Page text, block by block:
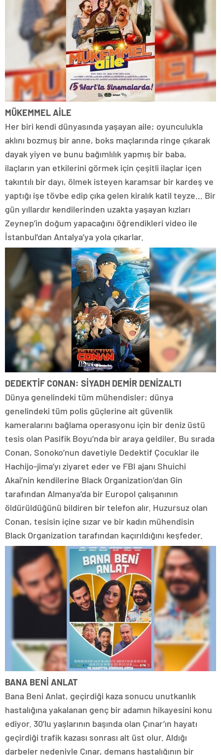
MÜKEMMEL AİLE
Her biri kendi dünyasında yaşayan aile; oyunculukla
aklını bozmuş bir anne, boks maçlarında ringe çıkarak
dayak yiyen ve bunu bağımlılık yapmış bir baba,
ilaçların yan etkilerini görmek için çeşitli ilaçlar içen
takıntılı bir dayı, ölmek isteyen karamsar bir kardeş ve
yaptığı işe tövbe edip çıka gelen kiralık katil teyze… Bir
gün yıllardır kendilerinden uzakta yaşayan kızları
Zeynep’in doğum yapacağını öğrendikleri video ile
İstanbul’dan Antalya’ya yola çıkarlar.
DEDEKTİF CONAN: SİYADH DEMİR DENİZALTI
Dünya genelindeki tüm mühendisler; dünya
genelindeki tüm polis güçlerine ait güvenlik
kameralarını bağlama operasyonu için bir deniz üstü
tesis olan Pasifik Boyu’nda bir araya geldiler. Bu sırada
Conan, Sonoko’nun davetiyle Dedektif Çocuklar ile
Hachijo-jima’yı ziyaret eder ve FBI ajanı Shuichi
Akai’nin kendilerine Black Organization’dan Gin
tarafından Almanya’da bir Europol çalışanının
öldürüldüğünü bildiren bir telefon alır. Huzursuz olan
Conan, tesisin içine sızar ve bir kadın mühendisin
Black Organization tarafından kaçırıldığını keşfeder.
BANA BENİ ANLAT
Bana Beni Anlat, geçirdiği kaza sonucu unutkanlık
hastalığına yakalanan genç bir adamın hikayesini konu
ediyor. 30’lu yaşlarının başında olan Çınar’ın hayatı
geçirdiği trafik kazası sonrası alt üst olur. Aldığı
darbeler nedeniyle Çınar, demans hastalığının bir